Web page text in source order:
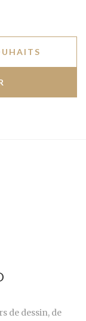
de dessin, de